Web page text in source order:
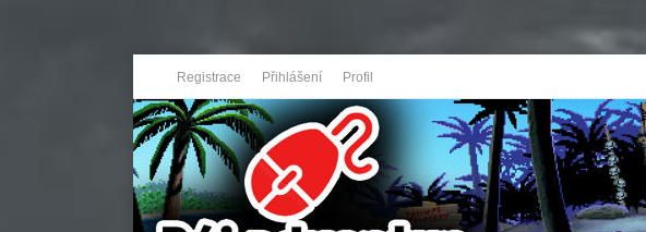
Registrace Přihlášení Profil